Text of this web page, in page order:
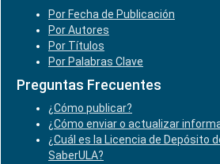
Por Fecha de Publicación
Por Autores
Por Títulos
Por Palabras Clave
Preguntas Frecuentes
¿Cómo publicar?
¿Cómo enviar o actualizar
¿Cuál es la Licencia de Depósito
SaberULA?